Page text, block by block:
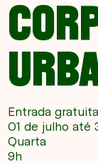
Entrada gratuita
01 de julho até
Quarta
9h